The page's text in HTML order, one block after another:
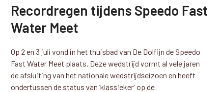
Recordregen tijdens Speedo Fast
Water Meet
Op 2 en 3 juli vond in het thuisbad van De Dolfijn de Speedo
Fast Water Meet plaats. Deze wedstrijd vormt al vele jaren
de afsluiting van het nationale wedstrijdseizoen en heeft
ondertussen de status van ‘klassieker’ op de